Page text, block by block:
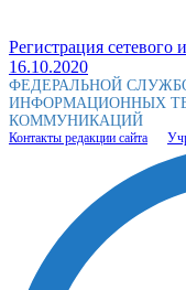
Регистрация
16.10.2020
ФЕДЕРАЛЬНОЙ
ИНФОРМАЦИОННЫХ
КОММУНИКАЦИЙ
Контакты редакции сайта